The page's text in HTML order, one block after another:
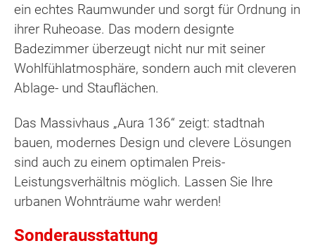
ein echtes Raumwunder und sorgt für Ordnung in
ihrer Ruheoase. Das modern designte
Badezimmer überzeugt nicht nur mit seiner
Wohlfühlatmosphäre, sondern auch mit cleveren
Ablage- und Stauflächen.
Das Massivhaus „Aura 136“ zeigt: stadtnah
bauen, modernes Design und clevere Lösungen
sind auch zu einem optimalen Preis-
Leistungsverhältnis möglich. Lassen Sie Ihre
urbanen Wohnträume wahr werden!
Sonderausstattung